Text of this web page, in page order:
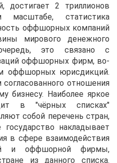
достигает 2 триллионов
статистика
оффшорных компаний
мирового денежного
это связано с
оффшорных фирм, во-
оффшорных юрисдикций.
отношения
бизнесу. Наиболее яркое
в "чёрных списках"
собой перечень стран,
накладывает
в сфере взаимодействия
и оффшорной фирмы,
из данного списка.